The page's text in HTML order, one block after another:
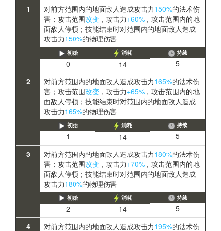
1
对前方范围内的地面敌人造成攻击力150%的法术伤
害；攻击范围改变 ，攻击力+60% ，攻击范围内的地
面敌人停顿；技能结束时对范围内的地面敌人造成
攻击力150%的物理伤害
初始
0
消耗
14
持续
5
2
对前方范围内的地面敌人造成攻击力165%的法术伤
害；攻击范围改变 ，攻击力+65% ，攻击范围内的地
面敌人停顿；技能结束时对范围内的地面敌人造成
攻击力165%的物理伤害
初始
1
消耗
14
持续
5
3
对前方范围内的地面敌人造成攻击力180%的法术伤
害；攻击范围改变 ，攻击力+70% ，攻击范围内的地
面敌人停顿；技能结束时对范围内的地面敌人造成
攻击力180%的物理伤害
初始
2
消耗
14
持续
5
4
对前方范围内的地面敌人造成攻击力195%的法术伤